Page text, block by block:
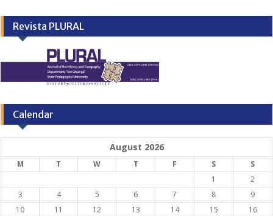
Revista PLURAL
Calendar
August 2026
M T W T F S
S
1
2
3
4 5 6 7 8
9
10
11 12 13 14 15
16